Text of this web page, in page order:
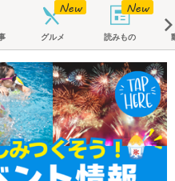
グルメ 読みもの